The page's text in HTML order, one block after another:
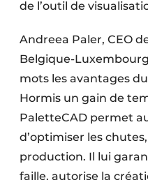
de l’outil de
Andreea Paler, CEO
Belgique-
mots les avantages
Hormis un gain de
PaletteCAD permet
d’optimiser les
production. Il lui
faille, autorise la